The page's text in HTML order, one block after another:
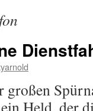
Held, der